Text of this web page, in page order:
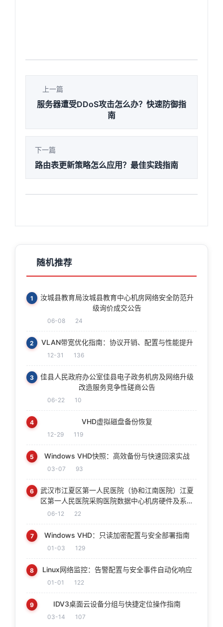
上一篇
服务器遭受DDoS攻击怎么办？快速防御指
南
下一篇
路由表更新策略怎么应用？最佳实践指南
随机推荐
1
汝城县教育局汝城县教育中心机房网络安全防范升
级询价成交公告
06-08 24
2 VLAN带宽优化指南：协议开销、配置与性能提升
12-31 136
3
佳县人民政府办公室佳县电子政务机房及网络升级
改造服务竞争性磋商公告
06-22 10
4 VHD虚拟磁盘备份恢复
12-29 119
5 Windows VHD快照：高效备份与快速回滚实战
03-07 93
6
武汉市江夏区第一人民医院（协和江南医院）江夏
区第一人民医院采购医院数据中心机房硬件及系统
集成运维服务项目中标(成交)结果公告
06-12 22
7 Windows VHD：只读加密配置与安全部署指南
01-03 129
8 Linux网络监控：告警配置与安全事件自动化响应
01-01 122
9 IDV3桌面云设备分组与快捷定位操作指南
03-14 107